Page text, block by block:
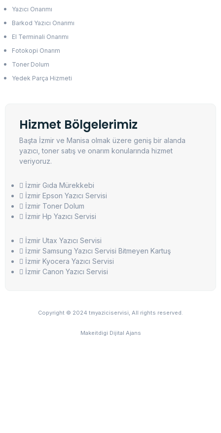
Yazıcı Onarımı
Barkod Yazıcı Onarımı
El Terminali Onarımı
Fotokopi Onarım
Toner Dolum
Yedek Parça Hizmeti
Hizmet Bölgelerimiz
Başta İzmir ve Manisa olmak üzere geniş bir alanda
yazıcı, toner satış ve onarım konularında hizmet
veriyoruz.
İzmir Gıda Mürekkebi
İzmir Epson Yazıcı Servisi
İzmir Toner Dolum
İzmir Hp Yazıcı Servisi
İzmir Utax Yazıcı Servisi
İzmir Samsung Yazıcı Servisi Bitmeyen Kartuş
İzmir Kyocera Yazıcı Servisi
İzmir Canon Yazıcı Servisi
Copyright © 2024 tmyaziciservisi, All rights reserved.
Makeitdigi Dijital Ajans